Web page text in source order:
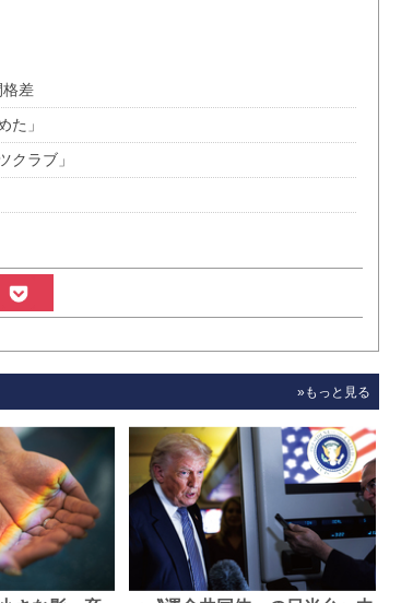
格差
た」
クラブ」
»もっと見る